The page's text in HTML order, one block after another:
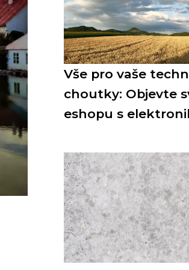
Vše pro vaše
choutky: Objevte
eshopu s